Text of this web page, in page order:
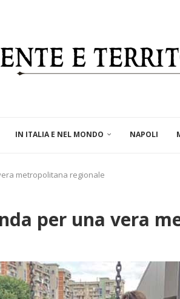
IN ITALIA E NEL MONDO NAPOLI
metropolitana regionale
per una vera